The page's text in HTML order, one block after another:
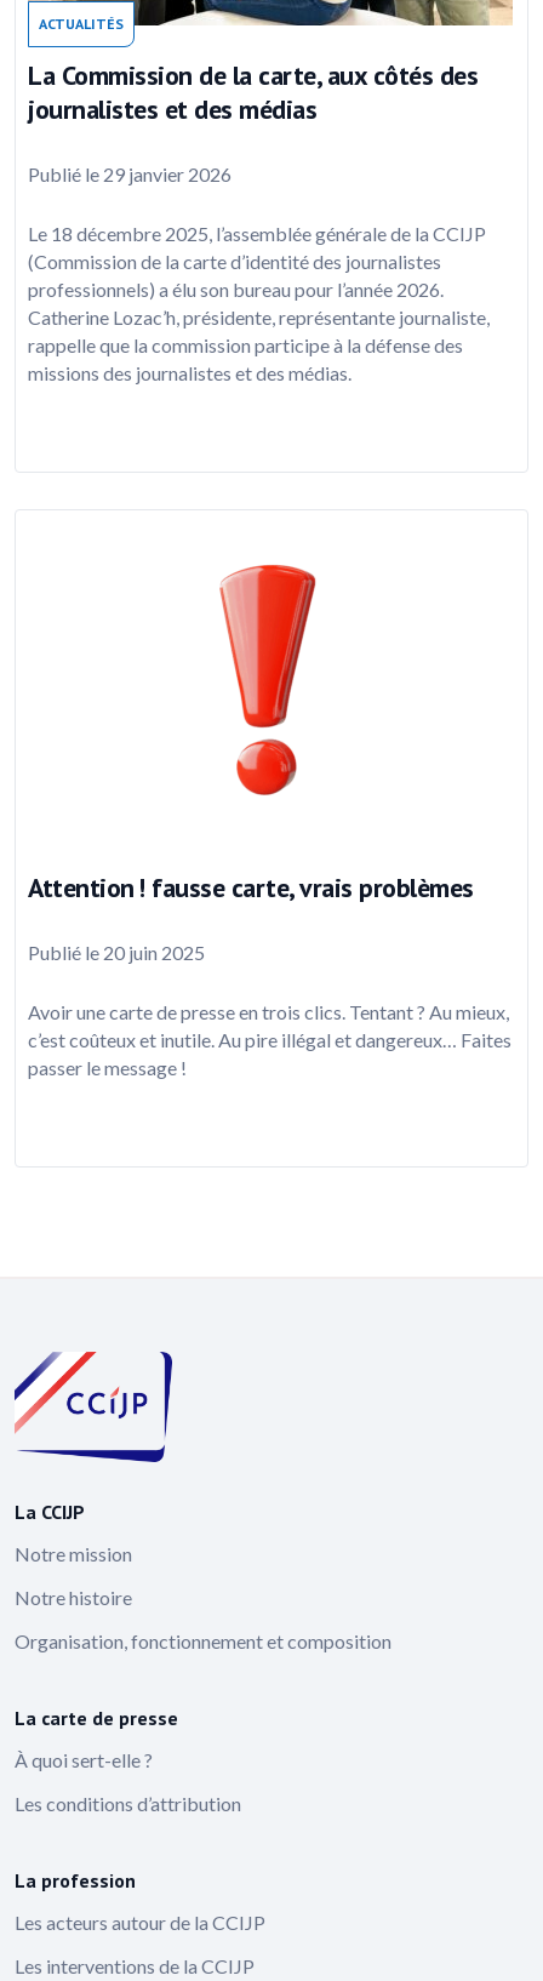
ACTUALITÉS
La Commission de la carte, aux côtés des
journalistes et des médias
Publié le 29 janvier 2026
Le 18 décembre 2025, l’assemblée générale de la CCIJP
(Commission de la carte d’identité des journalistes
professionnels) a élu son bureau pour l’année 2026.
Catherine Lozac’h, présidente, représentante journaliste,
rappelle que la commission participe à la défense des
missions des journalistes et des médias.
Attention ! fausse carte, vrais problèmes
Publié le 20 juin 2025
Avoir une carte de presse en trois clics. Tentant ? Au mieux,
c’est coûteux et inutile. Au pire illégal et dangereux… Faites
passer le message !
La CCIJP
Notre mission
Notre histoire
Organisation, fonctionnement et composition
La carte de presse
À quoi sert-elle ?
Les conditions d’attribution
La profession
Les acteurs autour de la CCIJP
Les interventions de la CCIJP